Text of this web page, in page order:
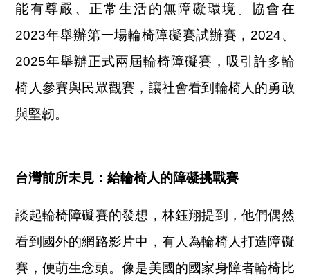
能有尊嚴、正常生活的無障礙環境。協會在
2023年舉辦第一場輪椅障礙賽試辦賽，2024、
2025年舉辦正式兩屆輪椅障礙賽，吸引許多輪
椅人參賽與民眾觀賽，讓社會看到輪椅人的勇敢
與堅韌。
台灣前所未見：給輪椅人的障礙挑戰賽
談起輪椅障礙賽的發想，林鈺翔提到，他們偶然
看到國外的網路影片中，有人為輪椅人打造障礙
賽，便萌生念頭。像是美國的國家身障者輪椅比